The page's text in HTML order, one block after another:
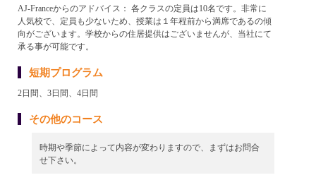
AJ-Franceからのアドバイス： 各クラスの定員は10名です。非常に
人気校で、定員も少ないため、授業は１年程前から満席であるの傾
向がございます。学校からの住居提供はございませんが、当社にて
承る事が可能です。
短期プログラム
2日間、3日間、4日間
その他のコース
時期や季節によって内容が変わりますので、まずはお問合
せ下さい。